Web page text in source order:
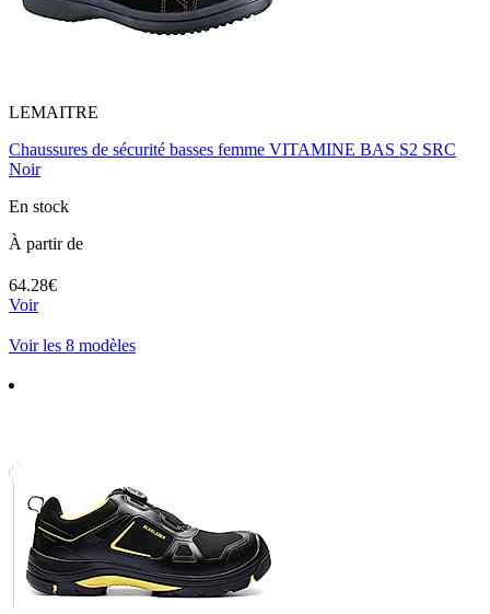
LEMAITRE
Chaussures de sécurité basses femme VITAMINE BAS S2 SRC
Noir
En stock
À partir de
64.28€
Voir
Voir les 8 modèles